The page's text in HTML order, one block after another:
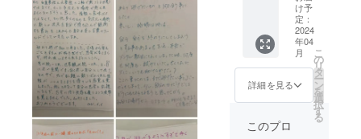
事項：
公序良
俗や法
律に反
する事
ロジェ
クトへ
できま
は、別
途メー
ルにて
相談く
ださ
い。 ※
対面の
確保さ
サンプ
ルにつ
いては
下記の
資料を
ご参照
くださ
note.co
m/in_th
最大2時
間のオ
ンライ
ンミー
ティン
グ内で
主に下
記の仕
事を発
注いた
だけま
け予
定：
2024
年04
月
詳細を見る
こ
の
リ
タ
ー
ン
を
選
択
す
る
このプロ